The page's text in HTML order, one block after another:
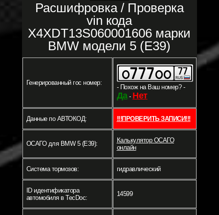
Расшифровка / Проверка
vin кода
X4XDT13S060001606 марки
BMW модели 5 (E39)
Генерированный гос номер:
- Похож на Ваш номер? -
Да- Нет
Данные по АВТОКОД: !!!ПРОВЕРИТЬ ЗАПИСИ!!!
ОСАГО для BMW 5 (E39):
Калькулятор ОСАГО
онлайн
Система тормозов: гидравлический
ID идентификатора
автомобиля в TecDoc:
14599